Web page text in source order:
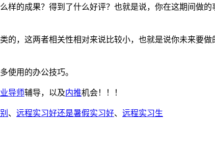
的成果？得到了什么好评？也就是说，你在这期间做
的，这两者相关性相对来说比较小，也就是说你未来要
使用的办公技巧。
导师辅导，以及内推机会！！！
、 远程实习好还是暑假实习好、 远程实习生